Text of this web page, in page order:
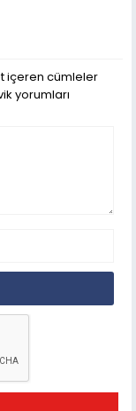
içeren cümleler
yorumları